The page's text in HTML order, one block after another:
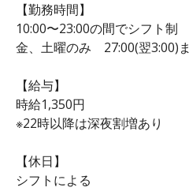
【勤務時間】
10:00〜23:00の間でシフト制
金、土曜のみ 27:00(翌3:00)
【給与】
時給1,350円
※22時以降は深夜割増あり
【休日】
シフトによる